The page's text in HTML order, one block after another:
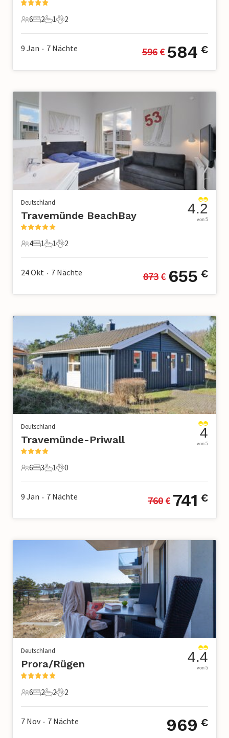
6 Gäste
6
2 Schlafzimmer
2
1 Badezimmer
1
2 Haustiere
2
9 Jan • 7 Nächte 596 € 584 €
Deutschland
Travemünde BeachBay
4 Gäste
4
1 Schlafzimmer
1
1 Badezimmer
1
2 Haustiere
2
4.2
von 5
24 Okt • 7 Nächte 873 € 655 €
Deutschland
Travemünde-Priwall
6 Gäste
6
3 Schlafzimmer
3
1 Badezimmer
1
0 Haustiere
0
4
von 5
9 Jan • 7 Nächte 760 € 741 €
Deutschland
Prora/Rügen
6 Gäste
6
2 Schlafzimmer
2
2 Badezimmer
2
2 Haustiere
2
4.4
von 5
7 Nov • 7 Nächte 969 €